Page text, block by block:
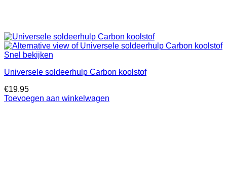
Snel bekijken
Universele soldeerhulp Carbon koolstof
€19.95
Toevoegen aan winkelwagen